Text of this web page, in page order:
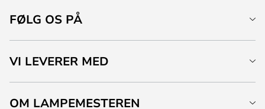
FØLG OS PÅ
VI LEVERER MED
OM LAMPEMESTEREN